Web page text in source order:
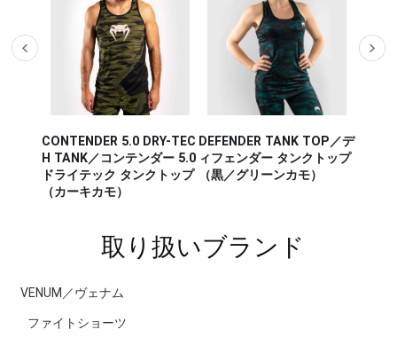
DEFENDER TANK TOP／デ
ィフェンダー タンクトップ
（黒／グリーンカモ）
AERO 2.0 TANK TOP／エ
アロ 2.0 タンクトップ（グ
レー／シアン）
取り扱いブランド
VENUM／ヴェナム
ファイトショーツ